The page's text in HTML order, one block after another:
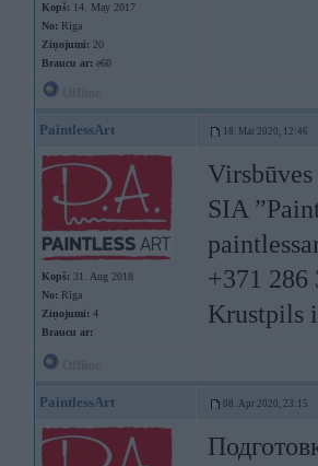
Kopš: 14. May 2017
No: Rīga
Ziņojumi: 20
Braucu ar: e60
PaintlessArt 18. Mar 2020, 12:46
Kopš: 31. Aug 2018
No: Rīga
Ziņojumi: 4
Braucu ar:
SIA
+371 286
Krustpils
PaintlessArt 08. Apr 2020, 23:15